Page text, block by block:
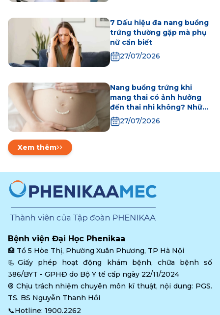
7 Dấu hiệu đa nang buồng
trứng thường gặp mà phụ
nữ cần biết
27/07/2026
Nang buồng trứng khi
mang thai có ảnh hưởng
đến thai nhi không? Những
điều mẹ bầu cần biết
27/07/2026
Xem thêm
Bệnh viện Đại Học Phenikaa
🏥 Tổ 5 Hòe Thị, Phường Xuân Phương, TP Hà Nội
📃Giấy phép hoạt động khám bệnh, chữa bệnh số
386/BYT - GPHĐ do Bộ Y tế cấp ngày 22/11/2024
®️ Chịu trách nhiệm chuyên môn kĩ thuật, nội dung: PGS.
TS. BS Nguyễn Thanh Hồi
📞Hotline: 1900.2262